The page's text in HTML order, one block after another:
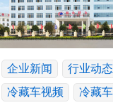
企业新闻 行业动态
冷藏车视频
冷藏